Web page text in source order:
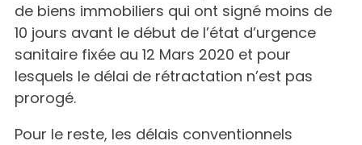
de biens immobiliers qui ont signé moins de
10 jours avant le début de l’état d’urgence
sanitaire fixée au 12 Mars 2020 et pour
lesquels le délai de rétractation n’est pas
prorogé.
Pour le reste, les délais conventionnels